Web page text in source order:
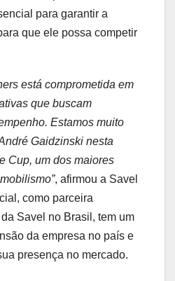
para garantir a
que ele possa competir
está comprometida em
que buscam
Estamos muito
Gaidzinski nesta
Cup, um dos maiores
, afirmou a Savel
como parceira
Savel no Brasil, tem um
da empresa no país e
presença no mercado.